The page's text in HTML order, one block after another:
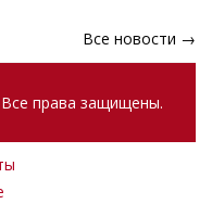
Все новости →
права защищены.